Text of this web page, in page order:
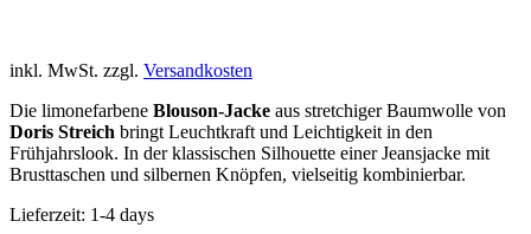
inkl. MwSt. zzgl. Versandkosten
Die limonefarbene Blouson-Jacke aus stretchiger Baumwolle von
Doris Streich bringt Leuchtkraft und Leichtigkeit in den
Frühjahrslook. In der klassischen Silhouette einer Jeansjacke mit
Brusttaschen und silbernen Knöpfen, vielseitig kombinierbar.
Lieferzeit: 1-4 days